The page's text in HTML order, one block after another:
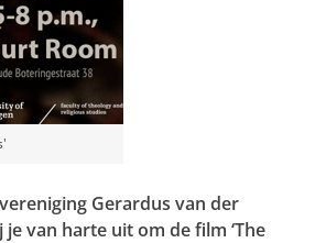
Gerardus van der
van harte uit om de film ‘The